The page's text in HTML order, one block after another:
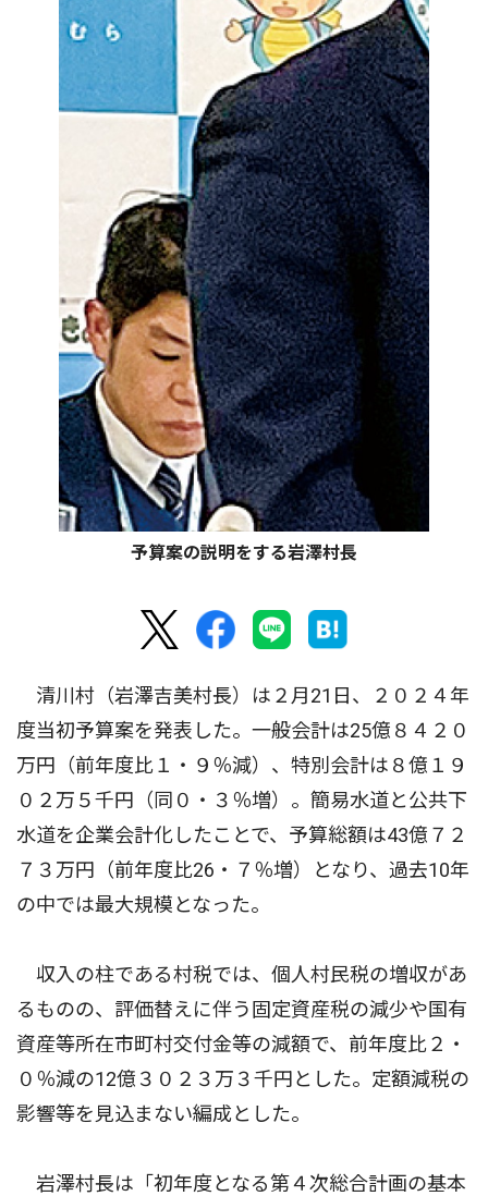
予算案の説明をする岩澤村長
清川村（岩澤吉美村長）は２月21日、２０２４年
度当初予算案を発表した。一般会計は25億８４２０
万円（前年度比１・９％減）、特別会計は８億１９
０２万５千円（同０・３％増）。簡易水道と公共下
水道を企業会計化したことで、予算総額は43億７２
７３万円（前年度比26・７％増）となり、過去10年
の中では最大規模となった。
収入の柱である村税では、個人村民税の増収があ
るものの、評価替えに伴う固定資産税の減少や国有
資産等所在市町村交付金等の減額で、前年度比２・
０％減の12億３０２３万３千円とした。定額減税の
影響等を見込まない編成とした。
岩澤村長は「初年度となる第４次総合計画の基本